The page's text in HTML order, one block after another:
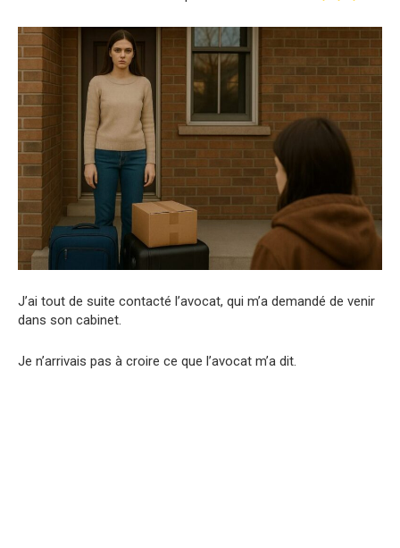
J’ai tout de suite contacté l’avocat, qui m’a demandé de venir
dans son cabinet.
Je n’arrivais pas à croire ce que l’avocat m’a dit.